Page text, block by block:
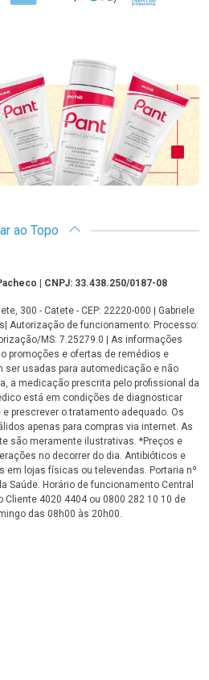
ao Topo
| CNPJ: 33.438.250/0187-08
300 - Catete - CEP: 22220-000 | Gabriele
Autorização de funcionamento: Processo:
MS: 7.25279.0 | As informações
promoções e ofertas de remédios e
ser usadas para automedicação e não
a medicação prescrita pelo profissional da
está em condições de diagnosticar
prescrever o tratamento adequado. Os
apenas para compras via internet. As
são meramente ilustrativas. *Preços e
no decorrer do dia. Antibióticos e
em lojas físicas ou televendas. Portaria nº
Saúde. Horário de funcionamento Central
Cliente 4020 4404 ou 0800 282 10 10 de
das 08h00 às 20h00.